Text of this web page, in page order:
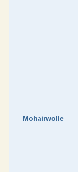
Mohairwolle